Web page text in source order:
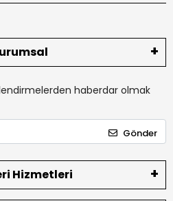
haberdar olmak
Gönder
Hizmetleri